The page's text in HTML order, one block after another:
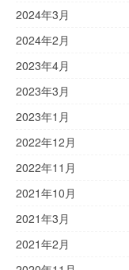
2024年3月
2024年2月
2023年4月
2023年3月
2023年1月
2022年12月
2022年11月
2021年10月
2021年3月
2021年2月